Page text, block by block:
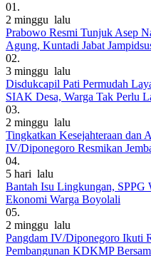
01.
2 minggu lalu
Prabowo Resmi Tunjuk Asep
Agung, Kuntadi Jabat
02.
3 minggu lalu
Disdukcapil Pati Permudah
SIAK Desa, Warga Tak Perlu
03.
2 minggu lalu
Tingkatkan Kesejahteraan dan
IV/Diponegoro Resmikan
04.
5 hari lalu
Bantah Isu Lingkungan, SPPG
Ekonomi Warga Boyolali
05.
2 minggu lalu
Pangdam IV/Diponegoro Ikuti
Pembangunan KDKMP